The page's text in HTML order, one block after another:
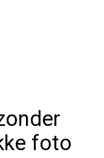
foto